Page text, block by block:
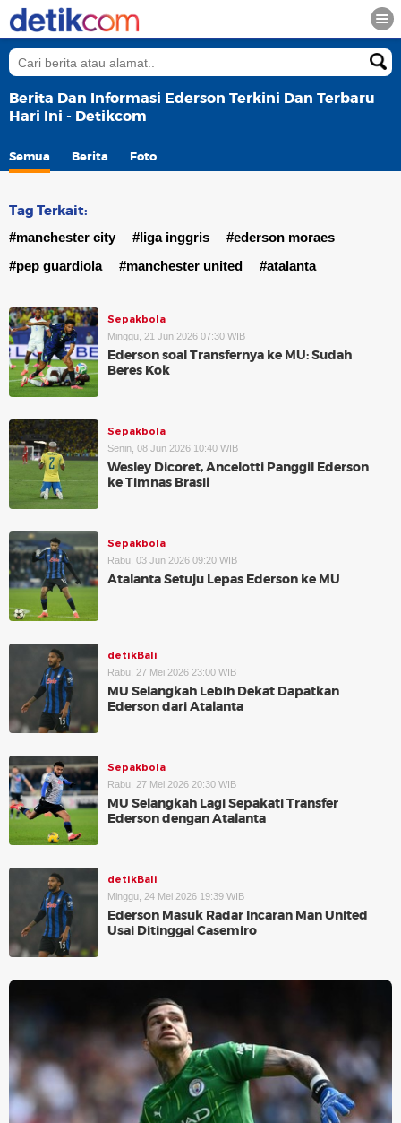
Berita Dan Informasi Ederson Terkini Dan Terbaru
Hari Ini - Detikcom
Semua Berita Foto
Tag Terkait:
#manchester city #liga inggris
#ederson moraes
#pep guardiola
#manchester united #atalanta
Sepakbola
Minggu, 21 Jun 2026 07:30 WIB
Ederson soal Transfernya ke MU: Sudah
Beres Kok
Sepakbola
Senin, 08 Jun 2026 10:40 WIB
Wesley Dicoret, Ancelotti Panggil Ederson
ke Timnas Brasil
Sepakbola
Rabu, 03 Jun 2026 09:20 WIB
Atalanta Setuju Lepas Ederson ke MU
detikBali
Rabu, 27 Mei 2026 23:00 WIB
MU Selangkah Lebih Dekat Dapatkan
Ederson dari Atalanta
Sepakbola
Rabu, 27 Mei 2026 20:30 WIB
MU Selangkah Lagi Sepakati Transfer
Ederson dengan Atalanta
detikBali
Minggu, 24 Mei 2026 19:39 WIB
Ederson Masuk Radar Incaran Man United
Usai Ditinggal Casemiro